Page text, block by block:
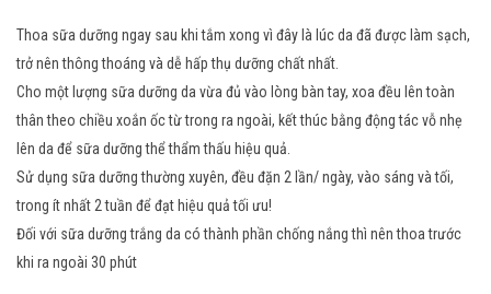
Thoa sữa dưỡng ngay sau khi tắm xong vì đây là lúc da đã được làm sạch,
trở nên thông thoáng và dễ hấp thụ dưỡng chất nhất.
Cho một lượng sữa dưỡng da vừa đủ vào lòng bàn tay, xoa đều lên toàn
thân theo chiều xoắn ốc từ trong ra ngoài, kết thúc bằng động tác vỗ nhẹ
lên da để sữa dưỡng thể thẩm thấu hiệu quả.
Sử dụng sữa dưỡng thường xuyên, đều đặn 2 lần/ ngày, vào sáng và tối,
trong ít nhất 2 tuần để đạt hiệu quả tối ưu!
Đối với sữa dưỡng trắng da có thành phần chống nắng thì nên thoa trước
khi ra ngoài 30 phút